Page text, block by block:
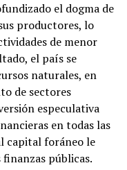
el dogma de
productores, lo
de menor
el país se
naturales, en
de sectores
especulativa
en todas las
capital foráneo le
públicas.